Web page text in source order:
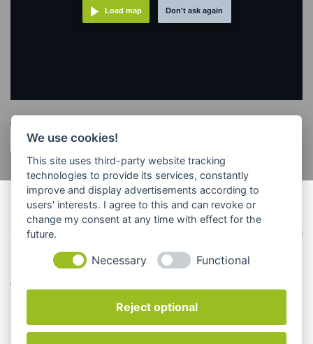
Load map Don't ask again
Karte - Routenplaner
© Psychotherapie Praxis Schneider
Bonner Platz 1 80803 | München - Schwabing
webdesign bauer+bauer
We use cookies!
This site uses third-party website tracking
technologies to provide its services, constantly
improve and display advertisements according to
users' interests. I agree to this and can revoke or
change my consent at any time with effect for the
future.
Necessary Functional
Reject optional